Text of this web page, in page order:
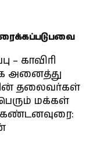
– காவிரி
அனைத்து
தலைவர்கள்
மக்கள்
கண்டனவுரை: